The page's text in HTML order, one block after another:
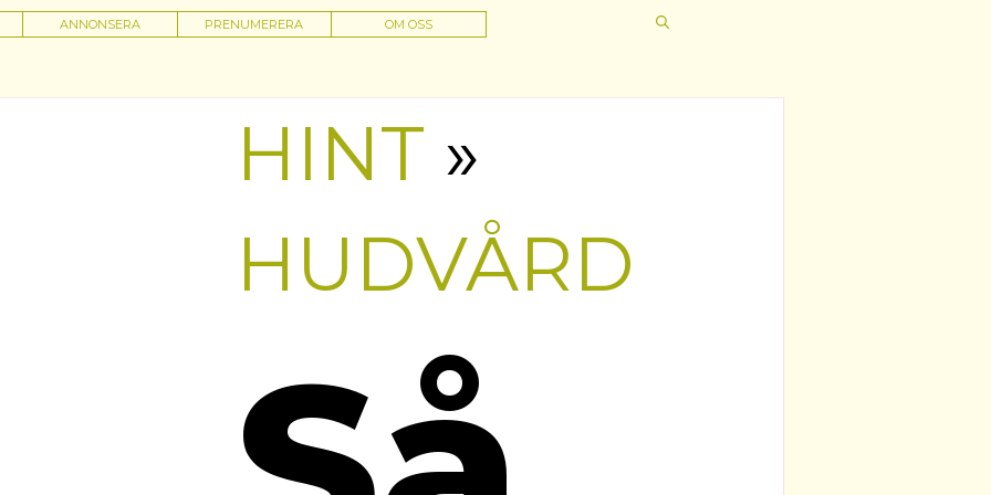
ANNONSERA PRENUMERERA OM OSS
HINT »
HUDVÅRD